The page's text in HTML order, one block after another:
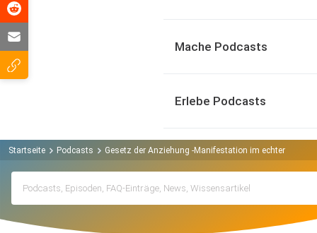
Mache Podcasts
Erlebe Podcasts
Startseite Podcasts Gesetz der Anziehung -Manifestation im echten Leben